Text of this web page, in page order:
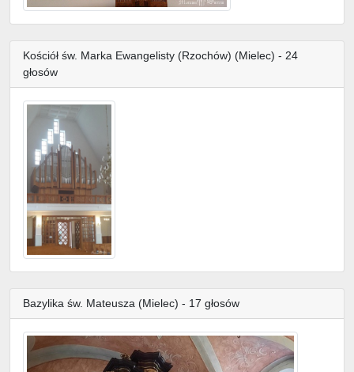
Kościół św. Marka Ewangelisty (Rzochów) (Mielec) - 24
głosów
Bazylika św. Mateusza (Mielec) - 17 głosów